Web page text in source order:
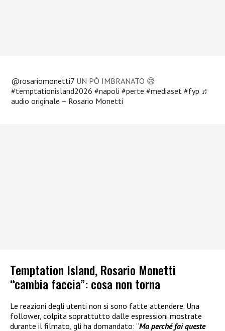
@rosariomonetti7 UN PÒ IMBRANATO 😅
#temptationisland2026 #napoli #perte #mediaset #fyp ♬
audio originale – Rosario Monetti
Temptation Island, Rosario Monetti
“cambia faccia”: cosa non torna
Le reazioni degli utenti non si sono fatte attendere. Una
follower, colpita soprattutto dalle espressioni mostrate
durante il filmato, gli ha domandato: “Ma perché fai queste